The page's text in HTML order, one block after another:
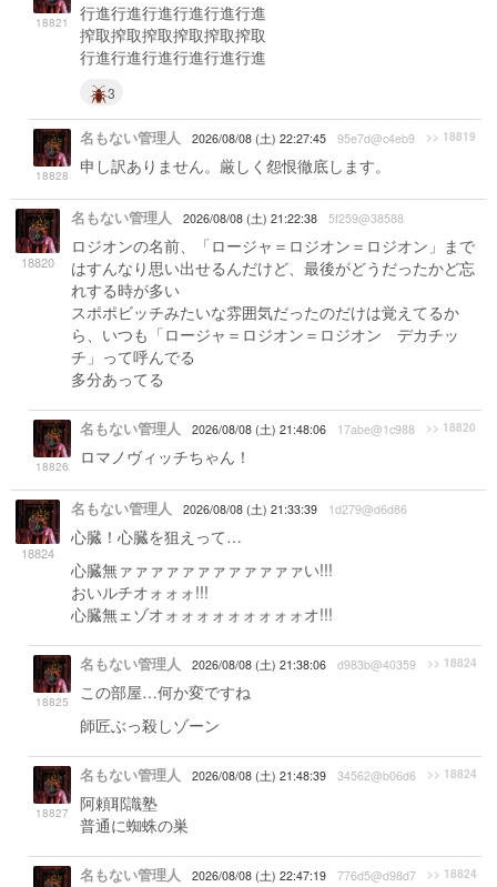
18821
行進行進行進行進行進行進
搾取搾取搾取搾取搾取搾取
行進行進行進行進行進行進
3
18828
名もない管理人 2026/08/08 (土) 22:27:45 95e7d@c4eb9 >> 18819
申し訳ありません。厳しく怨恨徹底します。
18820
名もない管理人 2026/08/08 (土) 21:22:38 5f259@38588
ロジオンの名前、「ロージャ＝ロジオン＝ロジオン」まで
はすんなり思い出せるんだけど、最後がどうだったかど忘
れする時が多い
スポポビッチみたいな雰囲気だったのだけは覚えてるか
ら、いつも「ロージャ＝ロジオン＝ロジオン デカチッ
チ」って呼んでる
多分あってる
18826
名もない管理人 2026/08/08 (土) 21:48:06 17abe@1c988 >> 18820
ロマノヴィッチちゃん！
18824
名もない管理人 2026/08/08 (土) 21:33:39 1d279@d6d86
心臓！心臓を狙えって…
心臓無ァァァァァァァァァァァァい!!!
おいルチオォォォ!!!
心臓無ェゾオォォォォォォォォォオ!!!
18825
名もない管理人 2026/08/08 (土) 21:38:06 d983b@40359 >> 18824
この部屋…何か変ですね
師匠ぶっ殺しゾーン
18827
名もない管理人 2026/08/08 (土) 21:48:39 34562@b06d6 >> 18824
阿頼耶識塾
普通に蜘蛛の巣
名もない管理人 2026/08/08 (土) 22:47:19 776d5@d98d7 >> 18824